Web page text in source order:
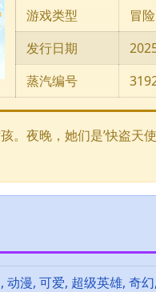
游戏类型
冒险
发行日期
蒸汽编号
夜晚，她们是’快盗天
漫, 可爱, 超级英雄, 奇